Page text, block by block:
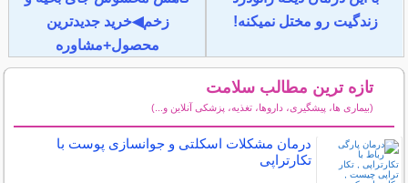
زندگیت رو مختل نمیکنه!
زخم◀خرید جدیدترین
محصول+مشاوره
تازه ترین مطالب سلامت
(بیماری ها، پیشگیری، داروها، تغذیه، پزشکی آنلاین و...)
درمان مشکلات اسکلتی و جوانسازی پوست با
تکارتراپی